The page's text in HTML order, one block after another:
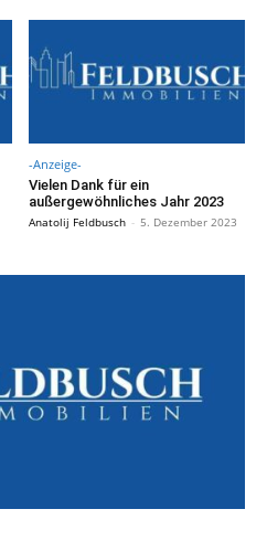
-Anzeige-
Vielen Dank für ein
außergewöhnliches Jahr 2023
Anatolij Feldbusch - 5. Dezember 2023